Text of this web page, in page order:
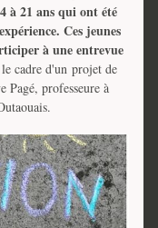
à 21 ans qui ont été
Ces jeunes
à une entrevue
cadre d'un projet de
Pagé, professeure à